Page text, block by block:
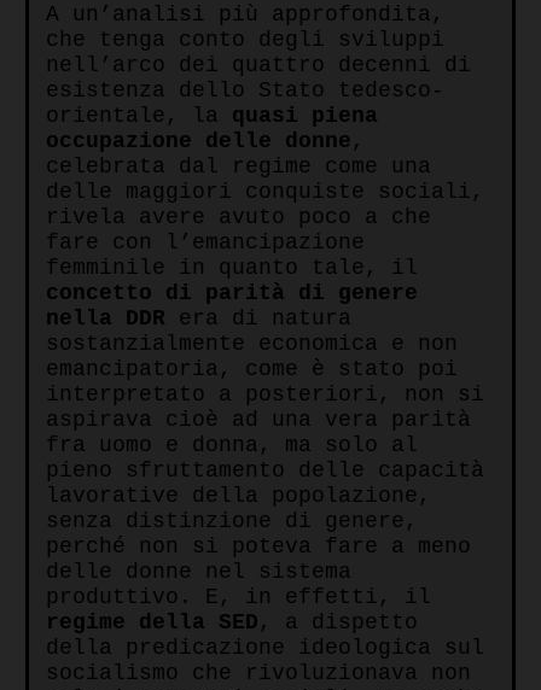
A un’analisi più approfondita,
che tenga conto degli sviluppi
nell’arco dei quattro decenni di
esistenza dello Stato tedesco-
orientale, la quasi piena
occupazione delle donne ,
celebrata dal regime come una
delle maggiori conquiste sociali,
rivela avere avuto poco a che
fare con l’emancipazione
femminile in quanto tale, il
concetto di parità di genere
nella DDR era di natura
sostanzialmente economica e non
emancipatoria, come è stato poi
interpretato a posteriori, non si
aspirava cioè ad una vera parità
fra uomo e donna, ma solo al
pieno sfruttamento delle capacità
lavorative della popolazione,
senza distinzione di genere,
perché non si poteva fare a meno
delle donne nel sistema
produttivo. E, in effetti, il
regime della SED , a dispetto
della predicazione ideologica sul
socialismo che rivoluzionava non